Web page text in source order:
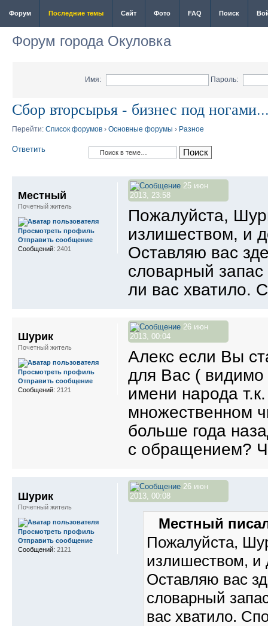
Форум Последние темы Сайт Фото FAQ Поиск
Форум города Окуловка
Имя: Пароль:
Сбор вторсырья - бизнес под
Перейти: Список форумов › Основные форумы › Разное
Ответить
25 июн
2013, 23:58
Пожалуйста,
излишеством, и
Оставляю вас
словарный
ли вас хватило.
Местный
Почетный житель
Просмотреть профиль
Отправить сообщение
Сообщений: 2401
26 июн
2013, 00:04
Алекс если Вы
для Вас ( видимо
имени народа
множественном
больше года
с обращением?
Шурик
Почетный житель
Просмотреть профиль
Отправить сообщение
Сообщений: 2121
26 июн
2013, 00:08
Местный
Пожалуйста,
излишеством, и
Оставляю вас
словарный
вас хватило.
Шурик
Почетный житель
Просмотреть профиль
Отправить сообщение
Сообщений: 2121